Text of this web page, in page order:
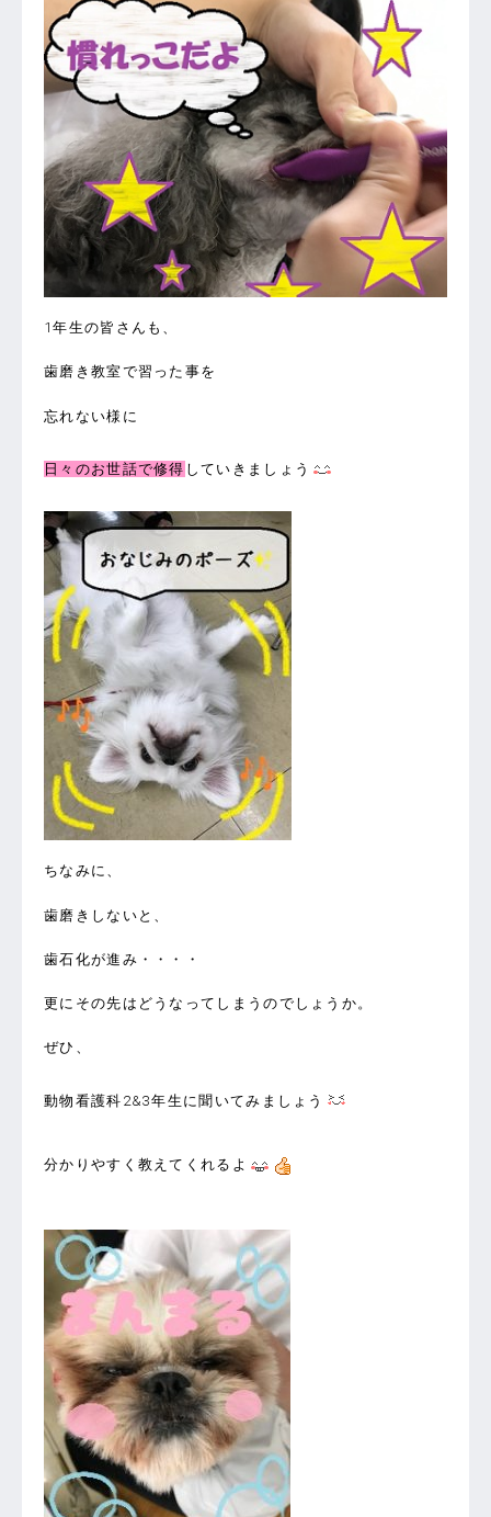
1年生の皆さんも、
歯磨き教室で習った事を
忘れない様に
日々のお世話で修得 していきましょう
ちなみに、
歯磨きしないと、
歯石化が進み・・・・
更にその先はどうなってしまうのでしょうか。
ぜひ、
動物看護科2&3年生に聞いてみましょう
分かりやすく教えてくれるよ